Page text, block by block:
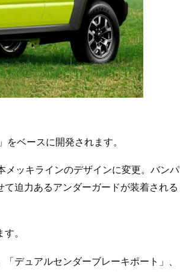
ベースに開発されます。
メッキラインのデザインに変更。バンパ
迫力あるアンダーガードが装着される
。
デュアルセンダーブレーキポート」、